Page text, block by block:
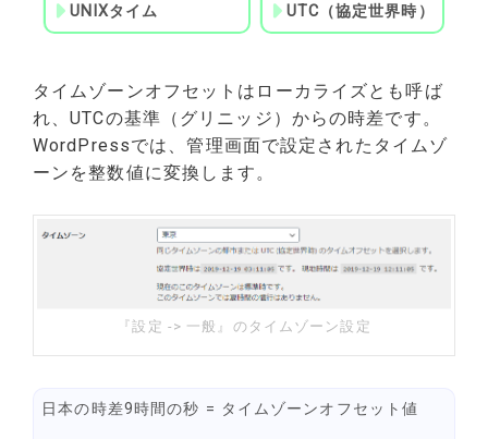
UNIXタイム UTC（協定世界時）
タイムゾーンオフセットはローカライズとも呼ば
れ、UTCの基準（グリニッジ）からの時差です。
WordPressでは、管理画面で設定されたタイムゾ
ーンを整数値に変換します。
『設定 -> 一般』のタイムゾーン設定
日本の時差9時間の秒 = タイムゾーンオフセット値